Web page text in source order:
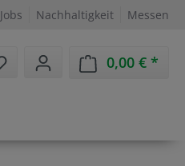
Jobs Nachhaltigkeit Messen
Sie haben 0 Artikel auf dem
0,00 €